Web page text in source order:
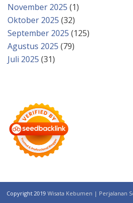
November 2025 (1)
Oktober 2025 (32)
September 2025 (125)
Agustus 2025 (79)
Juli 2025 (31)
Copyright 2019 Wisata Kebumen | Perjalanan